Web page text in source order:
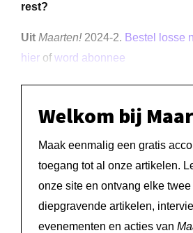
rest?
Uit Maarten!2024-2. Bestel losse
hier ofword abonnee
Welkom bij
Maak eenmalig een gratis
toegang tot al onze artikelen.
onze site en ontvang elke
diepgravende artikelen,
evenementen en acties van